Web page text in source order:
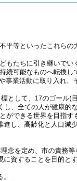
平等といったこれら
もたちに引き継いで
可能なものへ転換し
業活動に取り入れ
として、17のゴール(
、全ての人が健康的
できる世界を目指す
し、高齢化と人口減
念を定め、市の責務
資することを目的とす